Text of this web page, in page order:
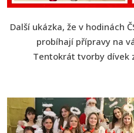
Další ukázka, že v hodinách
probíhají přípravy na
Tentokrát tvorby dívek